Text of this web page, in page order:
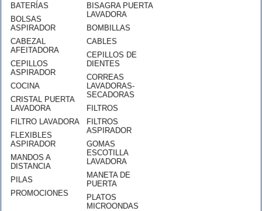
BATERÍAS
BOLSAS
ASPIRADOR
CABEZAL
AFEITADORA
CEPILLOS
ASPIRADOR
COCINA
CRISTAL PUERTA
LAVADORA
FILTRO LAVADORA
FLEXIBLES
ASPIRADOR
MANDOS A
DISTANCIA
PILAS
PROMOCIONES
BISAGRA PUERTA
LAVADORA
BOMBILLAS
CABLES
CEPILLOS DE
DIENTES
CORREAS
LAVADORAS-
SECADORAS
FILTROS
FILTROS
ASPIRADOR
GOMAS
ESCOTILLA
LAVADORA
MANETA DE
PUERTA
PLATOS
MICROONDAS